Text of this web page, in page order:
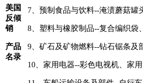
美国
反倾
销
产品
名录
7、预制食品与饮料--淹渍蘑菇
8、塑料与橡胶制品--复合编织袋
9、矿石及矿物燃料--钻石锯条及
10、家用电器--彩色电视机、家